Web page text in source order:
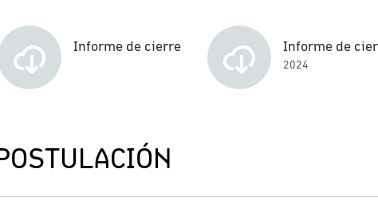
Informe de cierre Informe de
2024